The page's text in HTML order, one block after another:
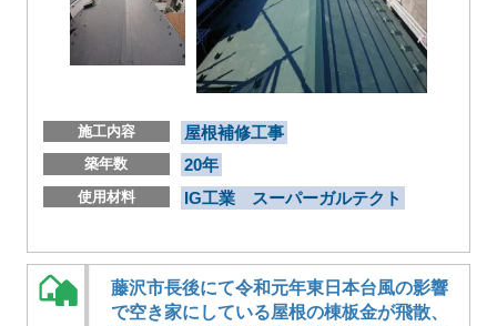
施工内容 屋根補修工事
築年数 20年
使用材料 IG工業 スーパーガルテクト
藤沢市長後にて令和元年東日本台風の影響
で空き家にしている屋根の棟板金が飛散、